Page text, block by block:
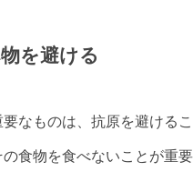
を避ける
なものは、抗原を避ける
食物を食べないことが重